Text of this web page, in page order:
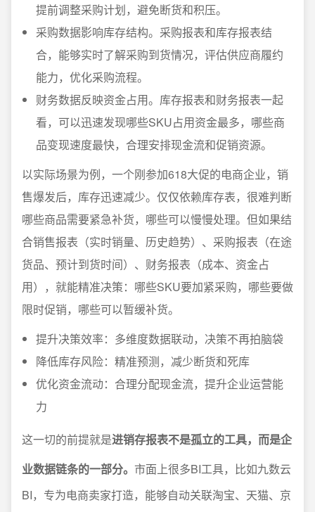
提前调整采购计划，避免断货和积压。
采购数据影响库存结构。采购报表和库存报表结
合，能够实时了解采购到货情况，评估供应商履约
能力，优化采购流程。
财务数据反映资金占用。库存报表和财务报表一起
看，可以迅速发现哪些SKU占用资金最多，哪些商
品变现速度最快，合理安排现金流和促销资源。
以实际场景为例，一个刚参加618大促的电商企业，销
售爆发后，库存迅速减少。仅仅依赖库存表，很难判断
哪些商品需要紧急补货，哪些可以慢慢处理。但如果结
合销售报表（实时销量、历史趋势）、采购报表（在途
货品、预计到货时间）、财务报表（成本、资金占
用），就能精准决策：哪些SKU要加紧采购，哪些要做
限时促销，哪些可以暂缓补货。
提升决策效率：多维度数据联动，决策不再拍脑袋
降低库存风险：精准预测，减少断货和死库
优化资金流动：合理分配现金流，提升企业运营能
力
这一切的前提就是进销存报表不是孤立的工具，而是企
业数据链条的一部分。 市面上很多BI工具，比如九数云
BI，专为电商卖家打造，能够自动关联淘宝、天猫、京